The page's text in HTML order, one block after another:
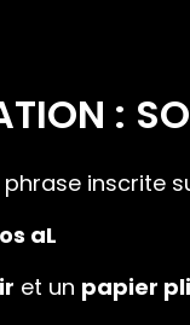
:
inscrite
aL
et un papier